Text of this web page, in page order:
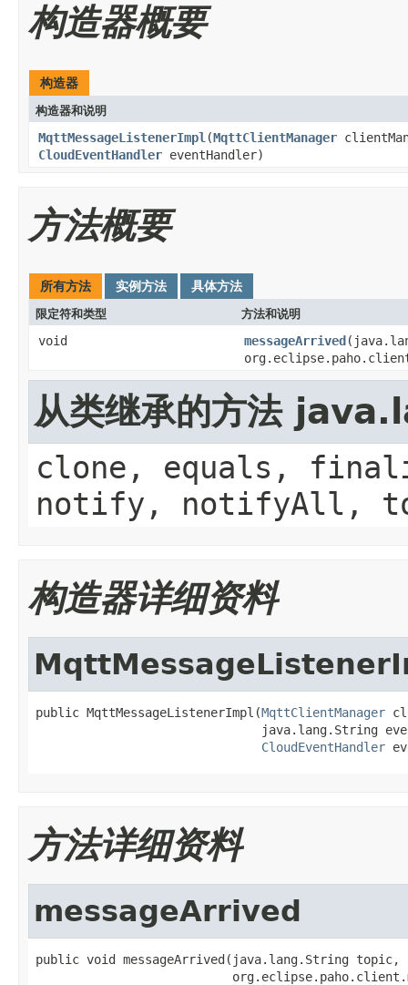
构造器概要
构造器
构造器和说明
MqttMessageListenerImpl (MqttClientManager
CloudEventHandler eventHandler)
方法概要
所有方法 实例方法 具体方法
限定符和类型 方法和说明
void messageArrived
从类继承的方法
clone, equals,
notify, notifyAll,
构造器详细资料
public MqttMessageListenerImpl(MqttClientManager
java.lang.String
CloudEventHandler
方法详细资料
messageArrived
public void messageArrived(java.lang.String topic,